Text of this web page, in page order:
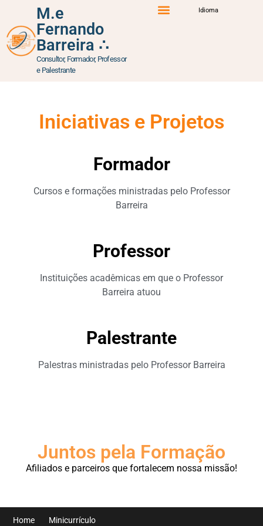
M.e
Fernando
Barreira ∴
Consultor, Formador, Professor
e Palestrante
Idioma
Iniciativas e Projetos
Formador
Cursos e formações ministradas pelo Professor
Barreira
Professor
Instituições acadêmicas em que o Professor
Barreira atuou
Palestrante
Palestras ministradas pelo Professor Barreira
Juntos pela Formação
Afiliados e parceiros que fortalecem nossa missão!
Home Minicurrículo